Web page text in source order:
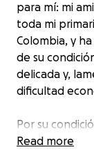
para mí: mi
toda mi
Colombia, y
de su
delicada y,
dificultad
Por su
constantes,
Read more